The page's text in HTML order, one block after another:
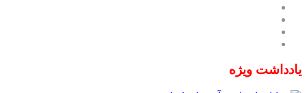
یادداشت ویژه